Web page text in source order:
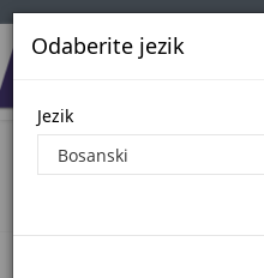
Odaberite jezik
Jezik
Oglasi